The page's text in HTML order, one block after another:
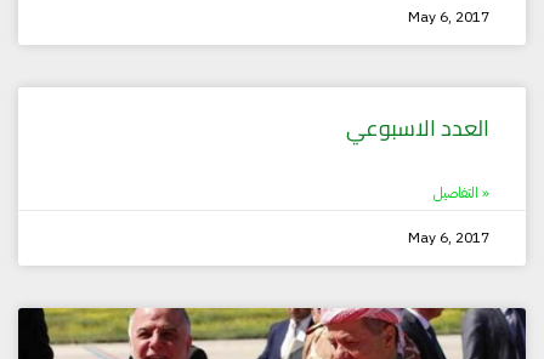
May 6, 2017
العدد الاسبوعي
التفاصيل »
May 6, 2017